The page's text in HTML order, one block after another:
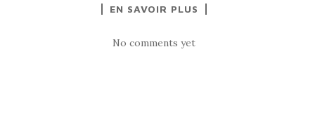
EN SAVOIR PLUS
No comments yet